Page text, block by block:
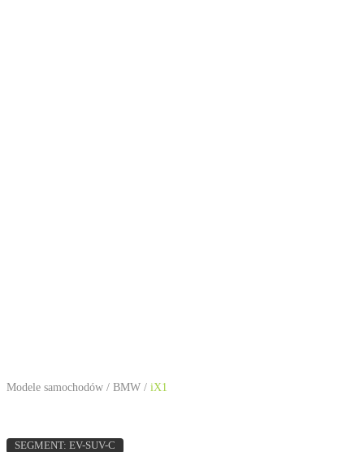
Modele samochodów / BMW / iX1
SEGMENT: EV-SUV-C